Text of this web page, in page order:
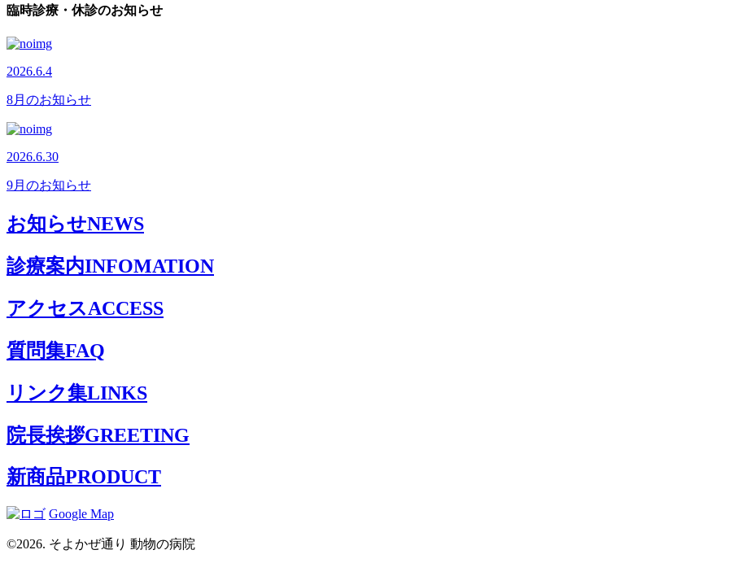
臨時診療・休診のお知らせ
2026.6.4
8月のお知らせ
2026.6.30
9月のお知らせ
お知らせNEWS
診療案内INFOMATION
アクセスACCESS
質問集FAQ
リンク集LINKS
院長挨拶GREETING
新商品PRODUCT
Google Map
©2026. そよかぜ通り 動物の病院